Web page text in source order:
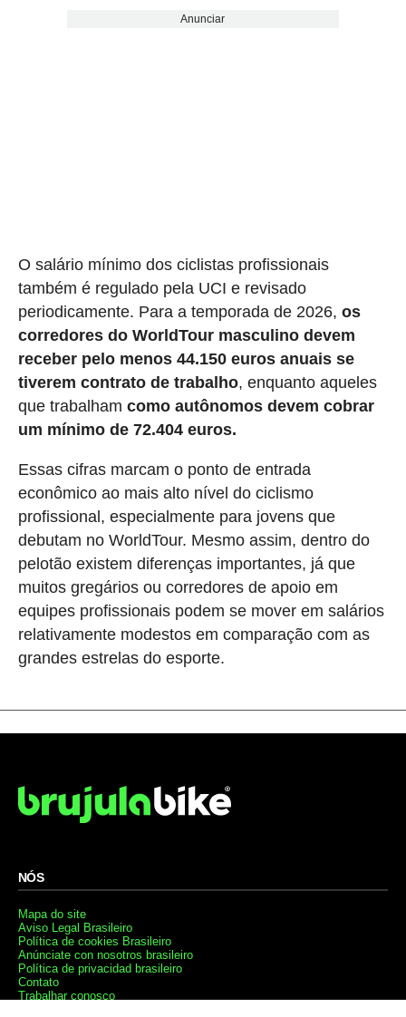
Anunciar
O salário mínimo dos ciclistas profissionais
também é regulado pela UCI e revisado
periodicamente. Para a temporada de 2026, os
corredores do WorldTour masculino devem
receber pelo menos 44.150 euros anuais se
tiverem contrato de trabalho, enquanto aqueles
que trabalham como autônomos devem cobrar
um mínimo de 72.404 euros.
Essas cifras marcam o ponto de entrada
econômico ao mais alto nível do ciclismo
profissional, especialmente para jovens que
debutam no WorldTour. Mesmo assim, dentro do
pelotão existem diferenças importantes, já que
muitos gregários ou corredores de apoio em
equipes profissionais podem se mover em salários
relativamente modestos em comparação com as
grandes estrelas do esporte.
NÓS
Mapa do site
Aviso Legal Brasileiro
Política de cookies Brasileiro
Anúnciate con nosotros brasileiro
Política de privacidad brasileiro
Contato
Trabalhar conosco